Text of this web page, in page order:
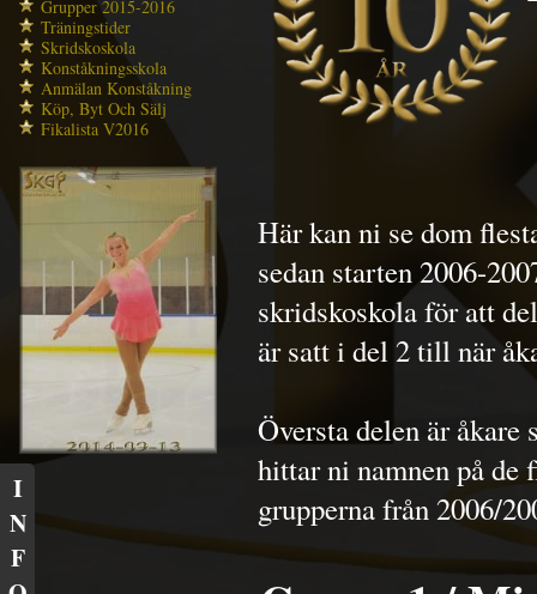
Grupper 2015-2016
Träningstider
Skridskoskola
Konståkningsskola
Anmälan Konståkning
Köp, Byt Och Sälj
Fikalista V2016
Här kan ni se dom
sedan starten 2006-
skridskoskola för att
är satt i del 2 till när
Översta delen är åkare
hittar ni namnen på de
grupperna från 2006/
I
N
F